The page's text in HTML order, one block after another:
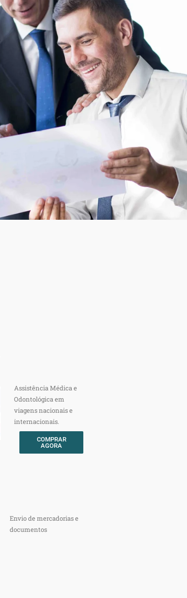
Assistência Médica e
Odontológica em
viagens nacionais e
internacionais.
COMPRAR
AGORA
Envio de mercadorias e
documentos